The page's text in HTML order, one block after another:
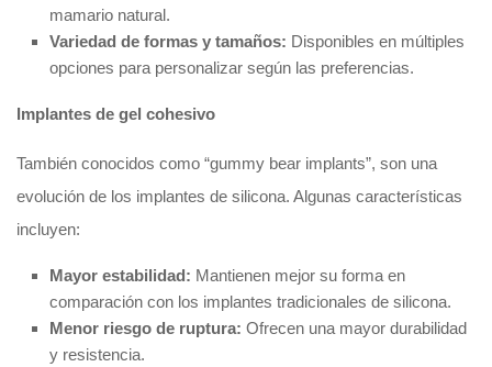
mamario natural.
Variedad de formas y tamaños: Disponibles en múltiples
opciones para personalizar según las preferencias.
Implantes de gel cohesivo
También conocidos como “gummy bear implants”, son una
evolución de los implantes de silicona. Algunas características
incluyen:
Mayor estabilidad: Mantienen mejor su forma en
comparación con los implantes tradicionales de silicona.
Menor riesgo de ruptura: Ofrecen una mayor durabilidad
y resistencia.